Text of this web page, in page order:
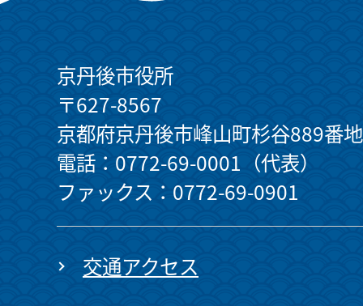
京丹後市役所
〒627-8567
京都府京丹後市峰山町杉谷889番地
電話：0772-69-0001（代表）
ファックス：0772-69-0901
交通アクセス